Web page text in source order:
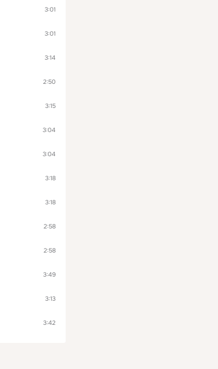
3:01
3:01
3:14
2:50
3:15
3:04
3:04
3:18
3:18
2:58
2:58
3:49
3:13
3:42